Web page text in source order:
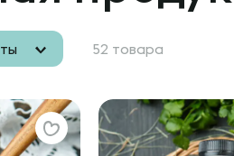
52 товара